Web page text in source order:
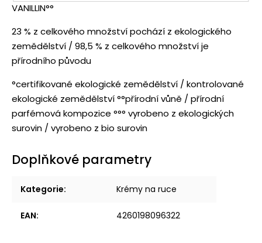
VANILLIN°°
23 % z celkového množství pochází z ekologického
zemědělství / 98,5 % z celkového množství je
přírodního původu
°certifikované ekologické zemědělství / kontrolované
ekologické zemědělství °°přírodní vůně / přírodní
parfémová kompozice °°° vyrobeno z ekologických
surovin / vyrobeno z bio surovin
Doplňkové parametry
Kategorie: Krémy na ruce
EAN: 4260198096322